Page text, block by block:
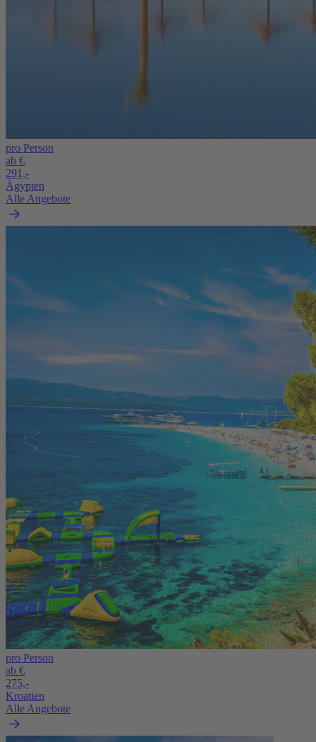
pro Person
ab €
291,-
Ägypten
Alle Angebote
pro Person
ab €
275,-
Kroatien
Alle Angebote